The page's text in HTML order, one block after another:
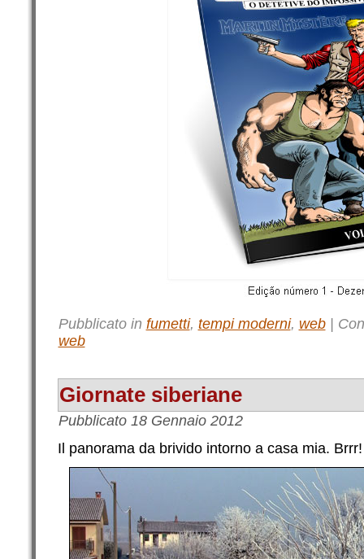
Pubblicato in fumetti, tempi moderni, web|
web
Giornate siberiane
Pubblicato 18 Gennaio 2012
Il panorama da brivido intorno a casa mia. Brrr!